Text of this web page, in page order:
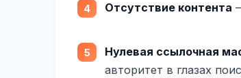
Отсутствие контента
Нулевая ссылочная
авторитет в глазах